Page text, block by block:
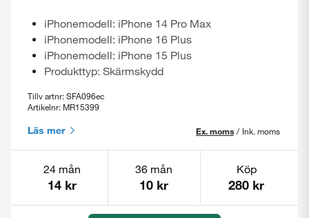
iPhonemodell: iPhone 14 Pro Max
iPhonemodell: iPhone 16 Plus
iPhonemodell: iPhone 15 Plus
Produkttyp: Skärmskydd
Tillv artnr: SFA096ec
Artikelnr: MR15399
Läs mer Ex. moms / Ink. moms
24 mån
14 kr
36 mån
10 kr
Köp
280 kr